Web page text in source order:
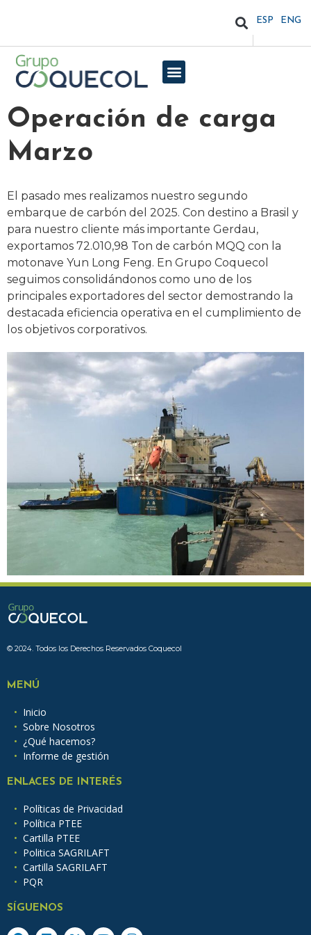
ESP ENG
Operación de carga
Marzo
El pasado mes realizamos nuestro segundo
embarque de carbón del 2025. Con destino a Brasil y
para nuestro cliente más importante Gerdau,
exportamos 72.010,98 Ton de carbón MQQ con la
motonave Yun Long Feng. En Grupo Coquecol
seguimos consolidándonos como uno de los
principales exportadores del sector demostrando la
destacada eficiencia operativa en el cumplimiento de
los objetivos corporativos.
© 2024. Todos los Derechos Reservados Coquecol
MENÚ
Inicio
Sobre Nosotros
¿Qué hacemos?
Informe de gestión
ENLACES DE INTERÉS
Políticas de Privacidad
Política PTEE
Cartilla PTEE
Politica SAGRILAFT
Cartilla SAGRILAFT
PQR
SÍGUENOS